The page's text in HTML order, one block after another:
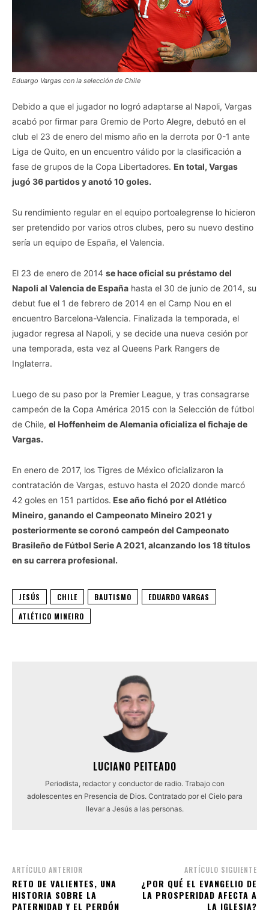
Eduargo Vargas con la selección de Chile
Debido a que el jugador no logró adaptarse al Napoli, Vargas
acabó por firmar para Gremio de Porto Alegre, debutó en el
club el 23 de enero del mismo año en la derrota por 0-1 ante
Liga de Quito, en un encuentro válido por la clasificación a
fase de grupos de la Copa Libertadores. En total, Vargas
jugó 36 partidos y anotó 10 goles.
Su rendimiento regular en el equipo portoalegrense lo hicieron
ser pretendido por varios otros clubes, pero su nuevo destino
sería un equipo de España, el Valencia.
El 23 de enero de 2014 se hace oficial su préstamo del
Napoli al Valencia de España hasta el 30 de junio de 2014, su
debut fue el 1 de febrero de 2014 en el Camp Nou en el
encuentro Barcelona-Valencia. Finalizada la temporada, el
jugador regresa al Napoli, y se decide una nueva cesión por
una temporada, esta vez al Queens Park Rangers de
Inglaterra.
Luego de su paso por la Premier League, y tras consagrarse
campeón de la Copa América 2015 con la Selección de fútbol
de Chile, el Hoffenheim de Alemania oficializa el fichaje de
Vargas.
En enero de 2017, los Tigres de México oficializaron la
contratación de Vargas, estuvo hasta el 2020 donde marcó
42 goles en 151 partidos. Ese año fichó por el Atlético
Mineiro, ganando el Campeonato Mineiro 2021 y
posteriormente se coronó campeón del Campeonato
Brasileño de Fútbol Serie A 2021, alcanzando los 18 títulos
en su carrera profesional.
JESÚS CHILE BAUTISMO
EDUARDO VARGAS
ATLÉTICO MINEIRO
LUCIANO PEITEADO
Periodista, redactor y conductor de radio. Trabajo con
adolescentes en Presencia de Dios. Contratado por el Cielo para
llevar a Jesús a las personas.
ARTÍCULO ANTERIOR
RETO DE VALIENTES, UNA
HISTORIA SOBRE LA
PATERNIDAD Y EL PERDÓN
ARTÍCULO SIGUIENTE
¿POR QUÉ EL EVANGELIO DE
LA PROSPERIDAD AFECTA A
LA IGLESIA?